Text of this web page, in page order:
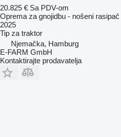
20.825 € Sa PDV-om
Oprema za gnojidbu - nošeni rasipač
2025
Tip za traktor
Njemačka, Hamburg
E-FARM GmbH
Kontaktirajte prodavatelja